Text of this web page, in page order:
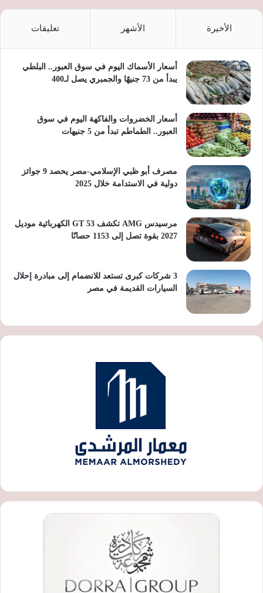
الأخيرة الأشهر تعليقات
أسعار الأسماك اليوم في سوق العبور.. البلطي
يبدأ من 73 جنيهًا والجمبري يصل لـ400
أسعار الخضروات والفاكهة اليوم في سوق
العبور.. الطماطم تبدأ من 5 جنيهات
مصرف أبو ظبي الإسلامي-مصر يحصد 9 جوائز
دولية في الاستدامة خلال 2025
مرسيدس AMG تكشف GT 53 الكهربائية موديل
2027 بقوة تصل إلى 1153 حصانًا
3 شركات كبرى تستعد للانضمام إلى مبادرة إحلال
السيارات القديمة في مصر